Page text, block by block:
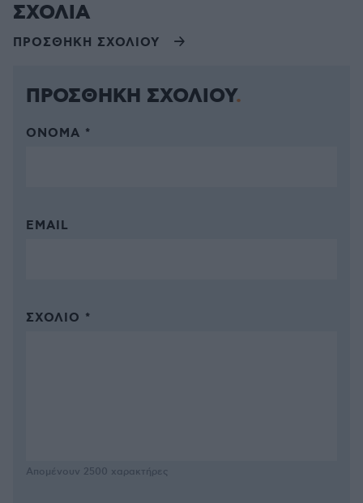
ΣΧΟΛΙΑ
ΠΡΟΣΘΗΚΗ ΣΧΟΛΙΟΥ
ΠΡΟΣΘΗΚΗ ΣΧΟΛΙΟΥ
ΌΝΟΜΑ *
EMAIL
ΣΧΌΛΙΟ *
Απομένουν 2500 χαρακτήρες